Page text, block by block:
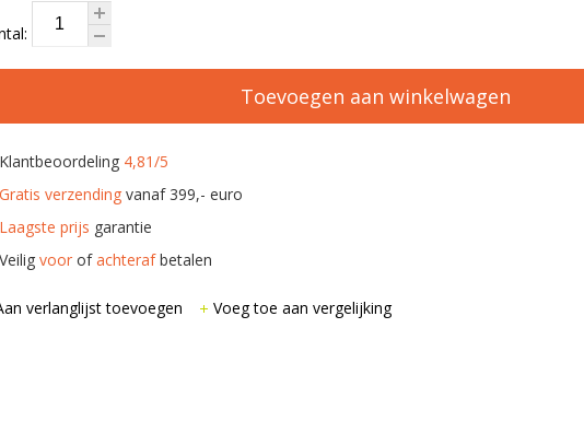
Toevoegen aan winkelwagen
Klantbeoordeling 4,81/5
Gratis verzendingvanaf 399,- euro
Laagste prijs garantie
Veilig voorofachterafbetalen
verlanglijst toevoegen Voeg toe aan vergelijking